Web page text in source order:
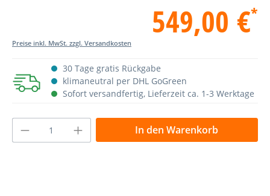
549,00 €*
Preise inkl. MwSt. zzgl. Versandkosten
30 Tage gratis Rückgabe
klimaneutral per DHL GoGreen
Sofort versandfertig, Lieferzeit ca. 1-3 Werktage
Produkt Anzahl: Gib den gewünschten
In den Warenkorb